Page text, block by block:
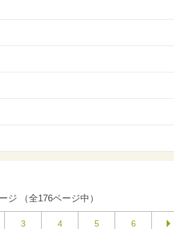
ジ （全176ページ中）
3 4 5 6